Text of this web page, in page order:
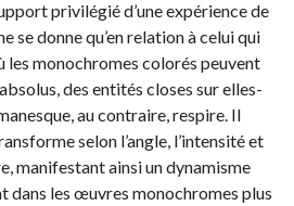
privilégié d’une expérience de
se donne qu’en relation à celui qui
les monochromes colorés peuvent
des entités closes sur elles-
au contraire, respire. Il
selon l’angle, l’intensité et
manifestant ainsi un dynamisme
dans les œuvres monochromes plus